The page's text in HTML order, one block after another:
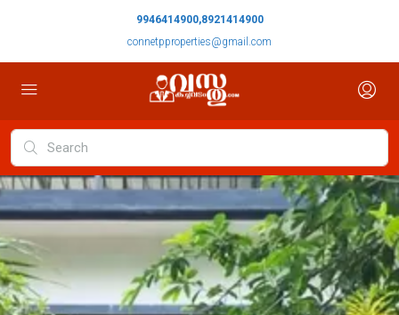
9946414900,8921414900
connetpproperties@gmail.com